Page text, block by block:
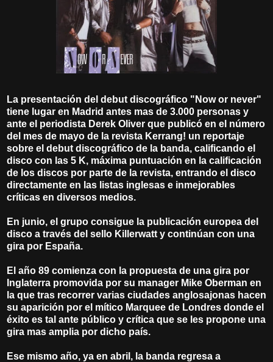
La presentación del debut discográfico "Now or never"
tiene lugar en Madrid antes mas de 3.000 personas y
ante el periodista Derek Oliver que publicó en el número
del mes de mayo de la revista Kerrang! un reportaje
sobre el debut discográfico de la banda, calificando el
disco con las 5 K, máxima puntuación en la calificación
de los discos por parte de la revista, entrando el disco
directamente en las listas inglesas e inmejorables
críticas en diversos medios.
En junio, el grupo consigue la publicación europea del
disco a través del sello Killerwatt y continúan con una
gira por España.
El año 89 comienza con la propuesta de una gira por
Inglaterra promovida por su manager Mike Oberman en
la que tras recorrer varias ciudades anglosajonas hacen
su aparición por el mítico Marquee de Londres donde el
éxito es tal ante público y crítica que se les propone una
gira mas amplia por dicho país.
Ese mismo año, ya en abril, la banda regresa a